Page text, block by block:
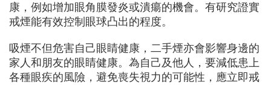
康，例如增加眼角膜發炎或潰瘍的機會。有研究證實
戒煙能有效控制眼球凸出的程度。
吸煙不但危害自己眼睛健康，二手煙亦會影響身邊的
家人和朋友的眼睛健康。為自己及他人，要減低患上
各種眼疾的風險，避免喪失視力的可能性，應立即戒